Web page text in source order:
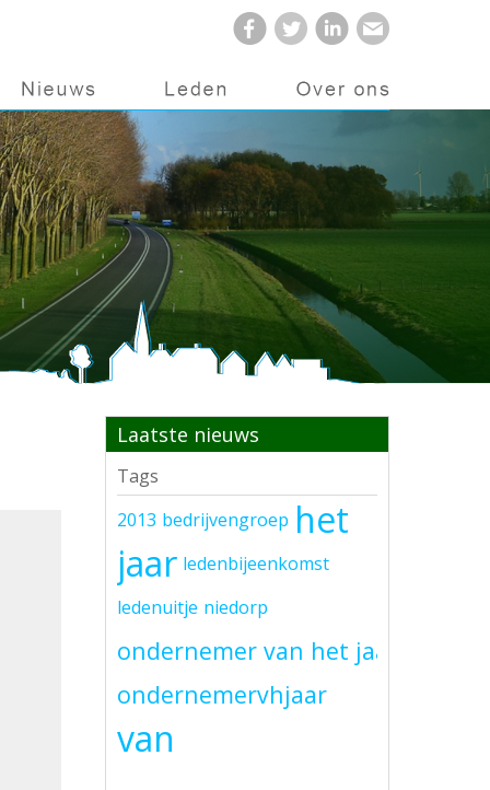
Laatste nieuws
Tags
2013 bedrijvengroep het
jaar ledenbijeenkomst
ledenuitje niedorp
ondernemer van het jaar
ondernemervhjaar
van